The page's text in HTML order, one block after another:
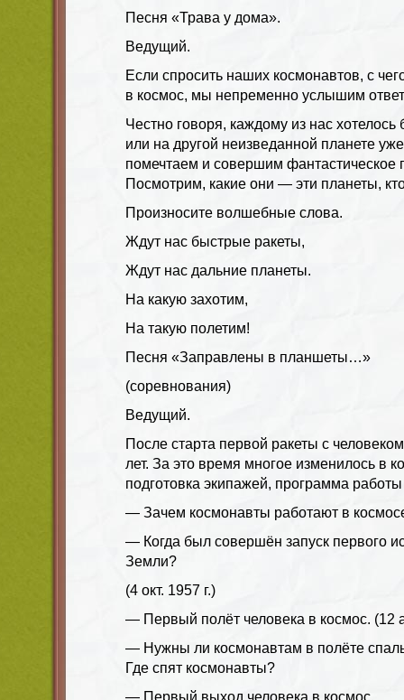
Песня «Трава у дома».
Ведущий.
Если спросить наших космонавтов, с
в космос, мы непременно услышим
Честно говоря, каждому из нас
или на другой неизведанной планете
помечтаем и совершим фантастическое
Посмотрим, какие они — эти планеты,
Произносите волшебные слова.
Ждут нас быстрые ракеты,
Ждут нас дальние планеты.
На какую захотим,
На такую полетим!
Песня «Заправлены в планшеты…»
(соревнования)
Ведущий.
После старта первой ракеты с
лет. За это время многое изменилось в
подготовка экипажей, программа
— Зачем космонавты работают в
— Когда был совершён запуск первого
Земли?
(4 окт. 1957 г.)
— Первый полёт человека в космос. (12
— Нужны ли космонавтам в полёте
Где спят космонавты?
— Первый выход человека в космос.